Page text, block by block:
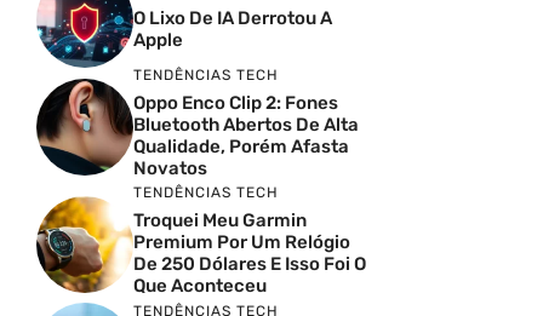
O Lixo De IA Derrotou A
Apple
TENDÊNCIAS TECH
Oppo Enco Clip 2: Fones
Bluetooth Abertos De Alta
Qualidade, Porém Afasta
Novatos
TENDÊNCIAS TECH
Troquei Meu Garmin
Premium Por Um Relógio
De 250 Dólares E Isso Foi O
Que Aconteceu
TENDÊNCIAS TECH